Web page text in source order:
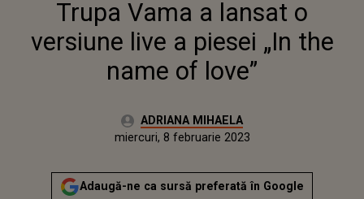
THE NAME OF LOVE”
Trupa Vama a lansat o
versiune live a piesei „In the
name of love”
Autor:ADRIANA MIHAELA
marți, 8 februarie 2022Actualizat:
miercuri, 8 februarie 2023
Adaugă-ne ca sursă preferată în Google